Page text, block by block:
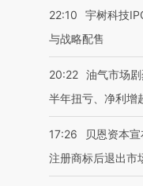
22:10
宇树科技
与战略配售
20:22 油气市场
半年扭亏、净利增
17:26
贝恩资本
注册商标后退出市